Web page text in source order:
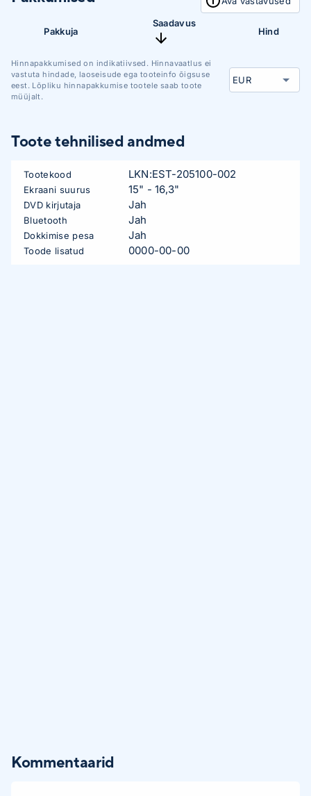
Pakkuja
Saadavus
Hind
Hinnapakkumised on indikatiivsed. Hinnavaatlus ei
vastuta hindade, laoseisude ega tooteinfo õigsuse
eest. Lõpliku hinnapakkumise tootele saab toote
müüjalt.
Toote tehnilised andmed
Tootekood LKN:EST-205100-002
Ekraani suurus 15" - 16,3"
DVD kirjutaja Jah
Bluetooth Jah
Dokkimise pesa Jah
Toode lisatud 0000-00-00
Kommentaarid